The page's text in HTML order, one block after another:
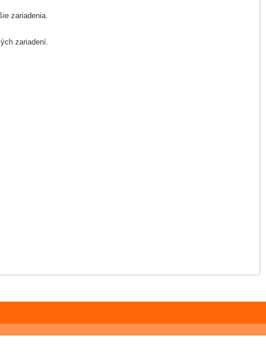
zariadenia.
zariadení.